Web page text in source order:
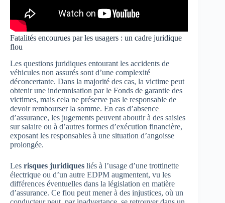
Fatalités encourues par les usagers : un cadre juridique
flou
Les questions juridiques entourant les accidents de
véhicules non assurés sont d’une complexité
déconcertante. Dans la majorité des cas, la victime peut
obtenir une indemnisation par le Fonds de garantie des
victimes, mais cela ne préserve pas le responsable de
devoir rembourser la somme. En cas d’absence
d’assurance, les jugements peuvent aboutir à des saisies
sur salaire ou à d’autres formes d’exécution financière,
exposant les responsables à une situation d’angoisse
prolongée.
Les risques juridiques liés à l’usage d’une trottinette
électrique ou d’un autre EDPM augmentent, vu les
différences éventuelles dans la législation en matière
d’assurance. Ce flou peut mener à des injustices, où un